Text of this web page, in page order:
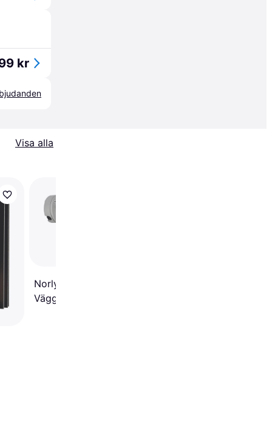
kr
Visa alla
Norlys Koster 724
Väggarmatur